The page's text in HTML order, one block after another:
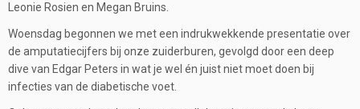
Leonie Rosien en Megan Bruins.
Woensdag begonnen we met een indrukwekkende presentatie over
de amputatiecijfers bij onze zuiderburen, gevolgd door een deep
dive van Edgar Peters in wat je wel én juist niet moet doen bij
infecties van de diabetische voet.